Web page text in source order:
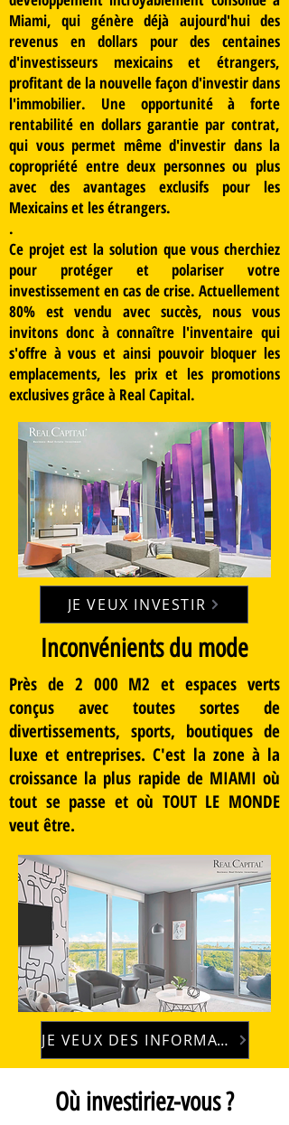
Miami, qui génère déjà aujourd'hui des
revenus en dollars pour des centaines
d'investisseurs mexicains et étrangers,
profitant de la nouvelle façon d'investir dans
l'immobilier. Une opportunité à forte
rentabilité en dollars garantie par contrat,
qui vous permet même d'investir dans la
copropriété entre deux personnes ou plus
avec des avantages exclusifs pour les
Mexicains et les étrangers.
.
Ce projet est la solution que vous cherchiez
pour protéger et polariser votre
investissement en cas de crise. Actuellement
80% est vendu avec succès, nous vous
invitons donc à connaître l'inventaire qui
s'offre à vous et ainsi pouvoir bloquer les
emplacements, les prix et les promotions
exclusives grâce à Real Capital.
JE VEUX INVESTIR
Inconvénients du mode
Près de 2 000 M2 et espaces verts
conçus avec toutes sortes de
divertissements, sports, boutiques de
luxe et entreprises. C'est la zone à la
croissance la plus rapide de MIAMI où
tout se passe et où TOUT LE MONDE
veut être.
JE VEUX DES INFORMATIONS
Où investiriez-vous ?